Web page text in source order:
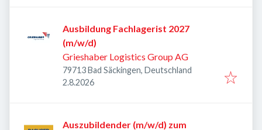
Ausbildung Fachlagerist 2027
(m/w/d)
Grieshaber Logistics Group AG
79713 Bad Säckingen, Deutschland
Veröffentlicht
2.8.2026
Auszubildender (m/w/d) zum